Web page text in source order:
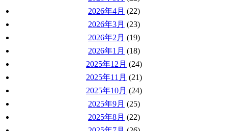
2026年4月 (22)
2026年3月 (23)
2026年2月 (19)
2026年1月 (18)
2025年12月 (24)
2025年11月 (21)
2025年10月 (24)
2025年9月 (25)
2025年8月 (22)